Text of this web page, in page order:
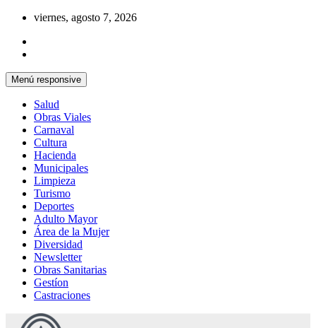
Saltar
contenido
viernes, agosto 7, 2026
Menú responsive
Salud
Obras Viales
Carnaval
Cultura
Hacienda
Municipales
Limpieza
Turismo
Deportes
Adulto Mayor
Área de la Mujer
Diversidad
Newsletter
Obras Sanitarias
Gestíon
Castraciones